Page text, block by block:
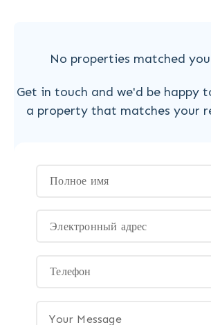
No properties matched
Get in touch and we'd be happy
a property that matches your